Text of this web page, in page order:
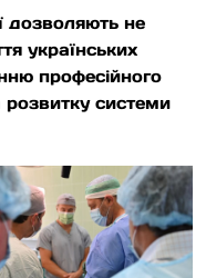
дозволяють не
українських
професійного
розвитку системи